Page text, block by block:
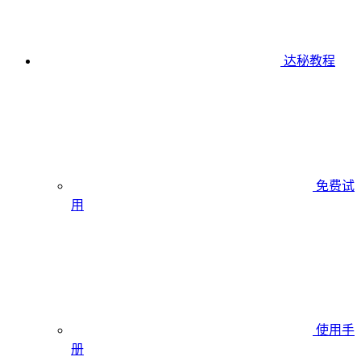
达秘教程
免费试
用
使用手
册